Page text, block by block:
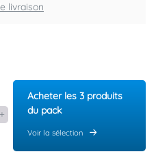
livraison
Acheter les 3 produits
du pack
Voir la sélection